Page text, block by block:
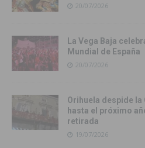
20/07/2026
La Vega Baja
Mundial de España
20/07/2026
Orihuela despide la
hasta el próximo
retirada
19/07/2026